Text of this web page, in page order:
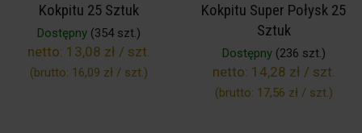
Kokpitu 25 Sztuk
Dostępny(354 szt.)
netto: 13,08 zł / szt.
(brutto: 16,09 zł / szt.)
Kokpitu Super Połysk 25
Sztuk
Dostępny(236 szt.)
netto: 14,28 zł / szt.
(brutto: 17,56 zł / szt.)